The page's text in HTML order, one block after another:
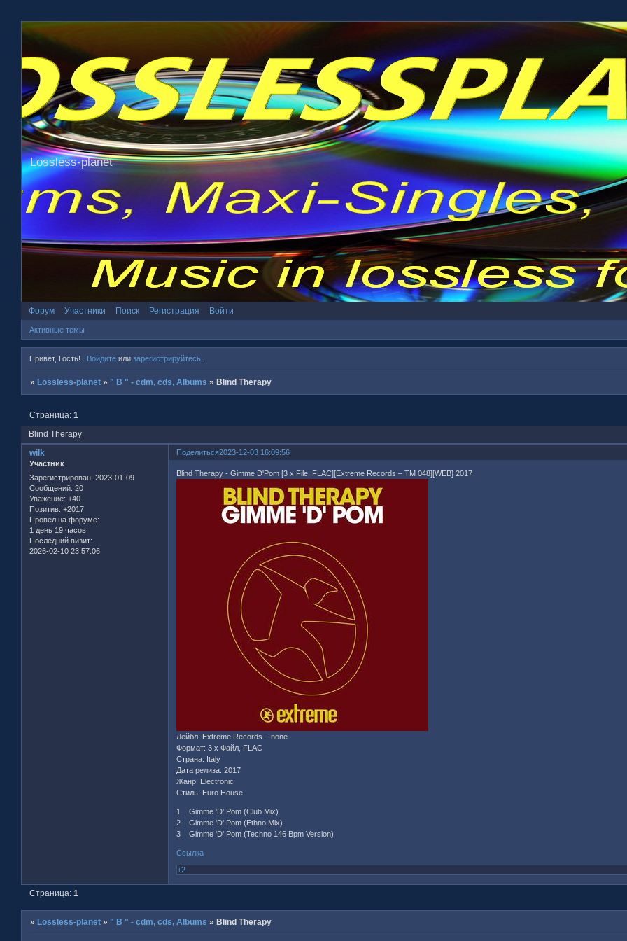
Lossless-planet
Форум Участники Поиск Регистрация Войти
Активные темы
Привет, Гость! Войдитеили зарегистрируйтесь.
» Lossless-planet » " B " - cdm, cds, Albums » Blind Therapy
Blind Therapy
Страница:1
Поделиться2023-12-03 16:09:56
wilk
Участник
Зарегистрирован: 2023-01-09
Сообщений: 20
Уважение: +40
Позитив: +2017
Провел на форуме:
1 день 19 часов
Последний визит:
2026-02-10 23:57:06
Blind Therapy - Gimme D'Pom [3 x File, FLAC][Extreme Records – TM 048][WEB] 2017
Лейбл: Extreme Records – none
Формат: 3 x Файл, FLAC
Страна: Italy
Дата релиза: 2017
Жанр: Electronic
Стиль: Euro House
1 Gimme 'D' Pom (Club Mix)
2 Gimme 'D' Pom (Ethno Mix)
3 Gimme 'D' Pom (Techno 146 Bpm Version)
Ссылка
+2
Страница:1
» Lossless-planet » " B " - cdm, cds, Albums » Blind Therapy